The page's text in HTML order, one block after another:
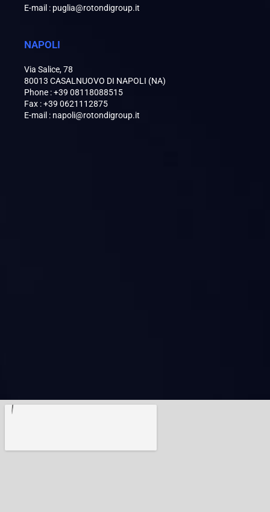
E-mail : puglia@rotondigroup.it
NAPOLI
Via Salice, 78
80013 CASALNUOVO DI NAPOLI (NA)
Phone : +39 08118088515
Fax : +39 0621112875
E-mail : napoli@rotondigroup.it